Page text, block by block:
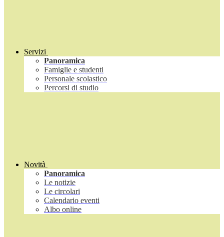
Servizi
Panoramica
Famiglie e studenti
Personale scolastico
Percorsi di studio
Novità
Panoramica
Le notizie
Le circolari
Calendario eventi
Albo online